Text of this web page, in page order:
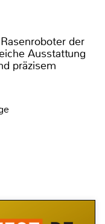
der
Ausstattung
präzisem